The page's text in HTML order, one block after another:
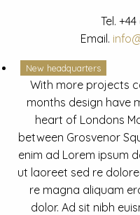
Tel.
Email.
New headquarters
With more projects
months design have
heart of Londons
between Grosvenor
enim ad Lorem ipsum
ut laoreet sed re
re magna aliquam
dolor. Ad sit nibh